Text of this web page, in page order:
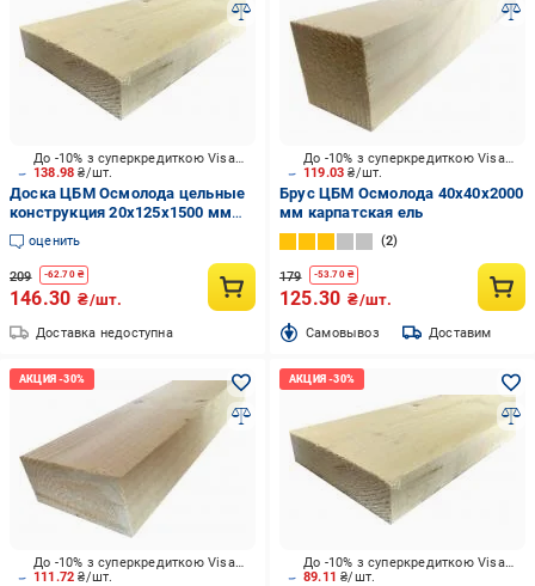
138.98₴/шт.
До -10% з суперкредиткою Visa Вигода
Доска ЦБМ Осмолода цельные
конструкция 20х125х1500 мм
карпатская ель
оценить
209 -62.70₴
146.30 ₴/шт.
Доставка недоступна
119.03₴/шт.
До -10% з суперкредиткою Visa Вигода
Брус ЦБМ Осмолода 40х40х2000
мм карпатская ель
2
179 -53.70₴
125.30 ₴/шт.
Cамовывоз Доставим
111.72₴/шт.
До -10% з суперкредиткою Visa Вигода
89.11₴/шт.
До -10% з суперкредиткою Visa Вигода